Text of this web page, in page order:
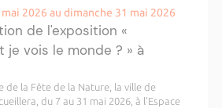
2026 au dimanche 31 mai 2026
de l'exposition «
je vois le monde ? » à
de la Fête de la Nature, la ville de
du 7 au 31 mai 2026, à l'Espace